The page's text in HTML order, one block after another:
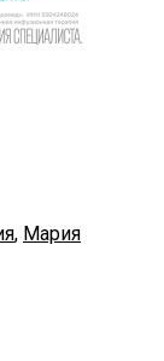
, Мария